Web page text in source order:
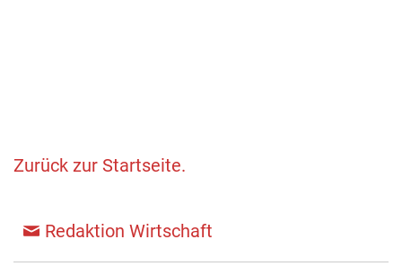
Zurück zur Startseite.
Redaktion Wirtschaft